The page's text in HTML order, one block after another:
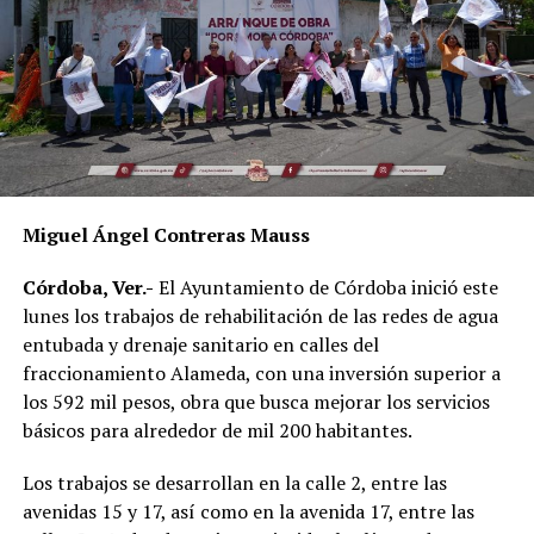
Miguel Ángel Contreras Mauss
Córdoba, Ver.- El Ayuntamiento de Córdoba inició este
lunes los trabajos de rehabilitación de las redes de agua
entubada y drenaje sanitario en calles del
fraccionamiento Alameda, con una inversión superior a
los 592 mil pesos, obra que busca mejorar los servicios
básicos para alrededor de mil 200 habitantes.
Los trabajos se desarrollan en la calle 2, entre las
avenidas 15 y 17, así como en la avenida 17, entre las